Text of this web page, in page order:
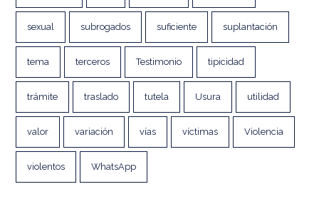
sexual subrogados suficiente suplantación
tema terceros Testimonio tipicidad
trámite traslado tutela Usura utilidad
valor variación vías víctimas Violencia
violentos WhatsApp